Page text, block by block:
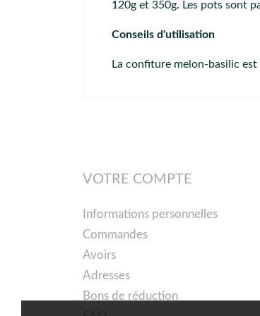
120g et 350g. Les pots sont
Conseils d'utilisation
La confiture melon-basilic
VOTRE COMPTE
Informations personnelles
Commandes
Avoirs
Adresses
Bons de réduction